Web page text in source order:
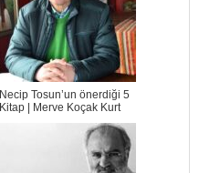
Necip Tosun’un önerdiği 5
Kitap | Merve Koçak Kurt